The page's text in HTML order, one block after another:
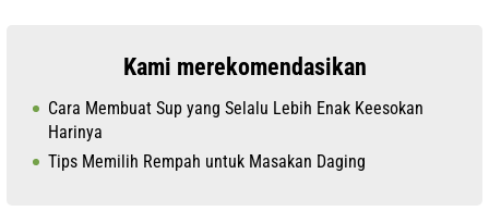
Kami merekomendasikan
Cara Membuat Sup yang Selalu Lebih Enak Keesokan
Harinya
Tips Memilih Rempah untuk Masakan Daging